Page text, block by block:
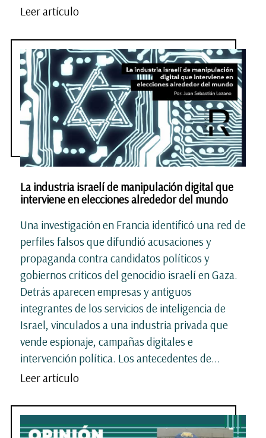
Leer artículo
La industria israelí de manipulación digital que
interviene en elecciones alrededor del mundo
Una investigación en Francia identificó una red de
perfiles falsos que difundió acusaciones y
propaganda contra candidatos políticos y
gobiernos críticos del genocidio israelí en Gaza.
Detrás aparecen empresas y antiguos
integrantes de los servicios de inteligencia de
Israel, vinculados a una industria privada que
vende espionaje, campañas digitales e
intervención política. Los antecedentes de...
Leer artículo